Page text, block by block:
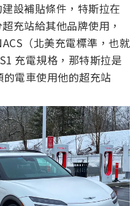
設補貼條件，特斯拉在
充站給其他品牌使用，
（北美充電標準，也就
充電規格，那特斯拉是
電車使用他的超充站